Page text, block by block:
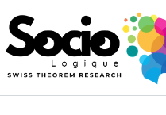
au
contenu